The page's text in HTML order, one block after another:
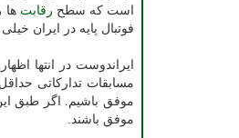
است که سطح رقابت ها
فوتبال پایه در ایران
ایراندوست در انتها
موفق باشیم. اگر طبق
موفق باشند.